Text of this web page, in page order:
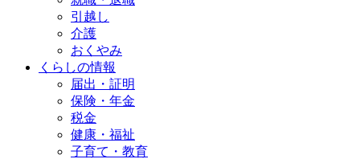
引越し
介護
おくやみ
くらしの情報
届出・証明
保険・年金
税金
健康・福祉
子育て・教育